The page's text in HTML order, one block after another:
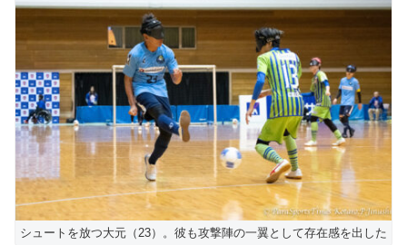
シュートを放つ大元（23）。彼も攻撃陣の一翼として存在感を出した